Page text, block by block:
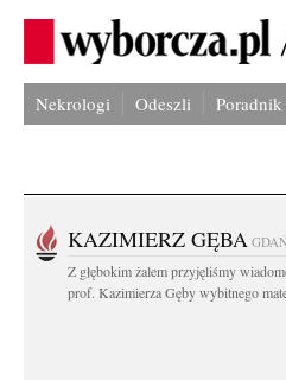
Nekrologi Odeszli
KAZIMIERZ GĘBA
Z głębokim żalem przyjęliśmy
prof. Kazimierza Gęby wybitnego